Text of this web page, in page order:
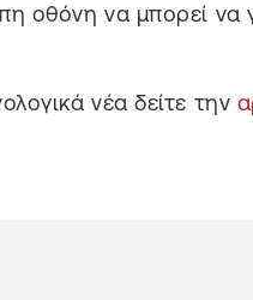
οθόνη να μπορεί να
νέα δείτε την